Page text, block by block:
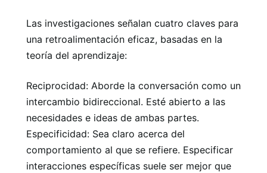
Las investigaciones señalan cuatro claves para
una retroalimentación eficaz, basadas en la
teoría del aprendizaje:
Reciprocidad: Aborde la conversación como un
intercambio bidireccional. Esté abierto a las
necesidades e ideas de ambas partes.
Especificidad: Sea claro acerca del
comportamiento al que se refiere. Especificar
interacciones específicas suele ser mejor que